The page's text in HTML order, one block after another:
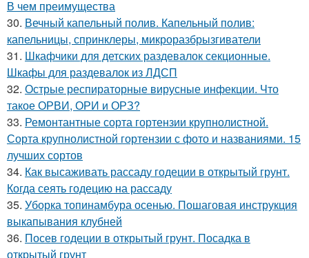
В чем преимущества
30. Вечный капельный полив. Капельный полив:
капельницы, спринклеры, микроразбрызгиватели
31. Шкафчики для детских раздевалок секционные.
Шкафы для раздевалок из ЛДСП
32. Острые респираторные вирусные инфекции. Что
такое ОРВИ, ОРИ и ОРЗ?
33. Ремонтантные сорта гортензии крупнолистной.
Сорта крупнолистной гортензии с фото и названиями. 15
лучших сортов
34. Как высаживать рассаду годеции в открытый грунт.
Когда сеять годецию на рассаду
35. Уборка топинамбура осенью. Пошаговая инструкция
выкапывания клубней
36. Посев годеции в открытый грунт. Посадка в
открытый грунт